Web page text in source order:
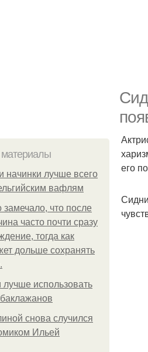
начинки лучше всего
вафлям
что после
часто почти сразу
тогда как
дольше сохранять
лучше использовать
снова случился
Ильей
его